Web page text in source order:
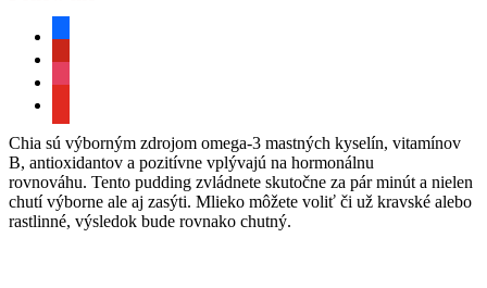
Chia sú výborným zdrojom omega-3 mastných kyselín, vitamínov
B, antioxidantov a pozitívne vplývajú na hormonálnu
rovnováhu. Tento pudding zvládnete skutočne za pár minút a nielen
chutí výborne ale aj zasýti. Mlieko môžete voliť či už kravské alebo
rastlinné, výsledok bude rovnako chutný.